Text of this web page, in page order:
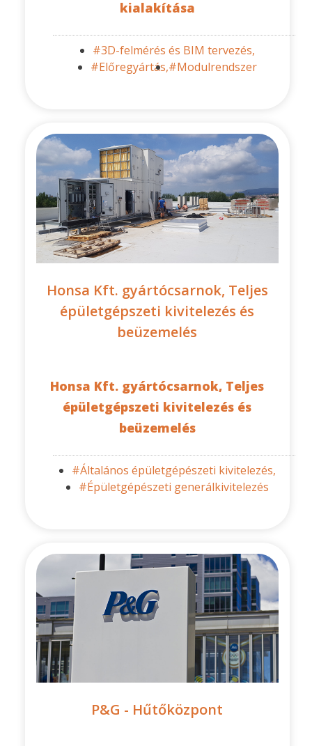
kialakítása
#3D-felmérés és BIM tervezés,
#Előregyártás,#Modulrendszer
Honsa Kft. gyártócsarnok, Teljes
épületgépszeti kivitelezés és
beüzemelés
Honsa Kft. gyártócsarnok, Teljes
épületgépszeti kivitelezés és
beüzemelés
#Általános épületgépészeti kivitelezés,
#Épületgépészeti generálkivitelezés
P&G - Hűtőközpont